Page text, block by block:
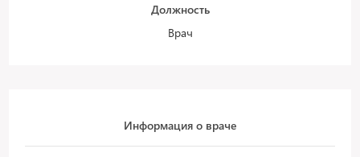
Должность
Врач
Информация о враче